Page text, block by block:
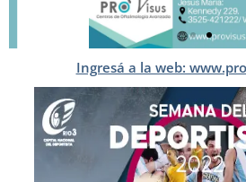
Ingresá a la web: